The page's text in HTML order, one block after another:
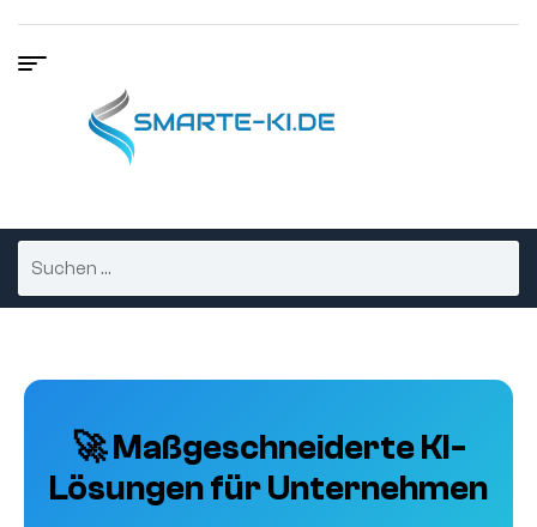
🚀 Maßgeschneiderte KI-
Lösungen für Unternehmen